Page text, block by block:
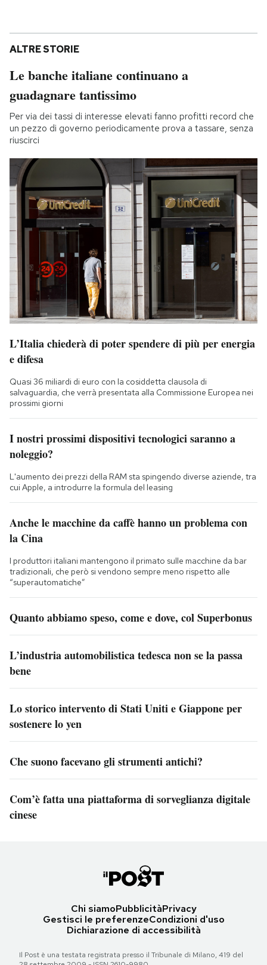
ALTRE STORIE
Le banche italiane continuano a
guadagnare tantissimo
Per via dei tassi di interesse elevati fanno profitti record che
un pezzo di governo periodicamente prova a tassare, senza
riuscirci
L’Italia chiederà di poter spendere di più per energia
e difesa
Quasi 36 miliardi di euro con la cosiddetta clausola di
salvaguardia, che verrà presentata alla Commissione Europea nei
prossimi giorni
I nostri prossimi dispositivi tecnologici saranno a
noleggio?
L'aumento dei prezzi della RAM sta spingendo diverse aziende, tra
cui Apple, a introdurre la formula del leasing
Anche le macchine da caffè hanno un problema con
la Cina
I produttori italiani mantengono il primato sulle macchine da bar
tradizionali, che però si vendono sempre meno rispetto alle
“superautomatiche”
Quanto abbiamo speso, come e dove, col Superbonus
L’industria automobilistica tedesca non se la passa
bene
Lo storico intervento di Stati Uniti e Giappone per
sostenere lo yen
Che suono facevano gli strumenti antichi?
Com’è fatta una piattaforma di sorveglianza digitale
cinese
Chi siamoPubblicitàPrivacy
Gestisci le preferenzeCondizioni d'uso
Dichiarazione di accessibilità
Il Post è una testata registrata presso il Tribunale di Milano, 419 del